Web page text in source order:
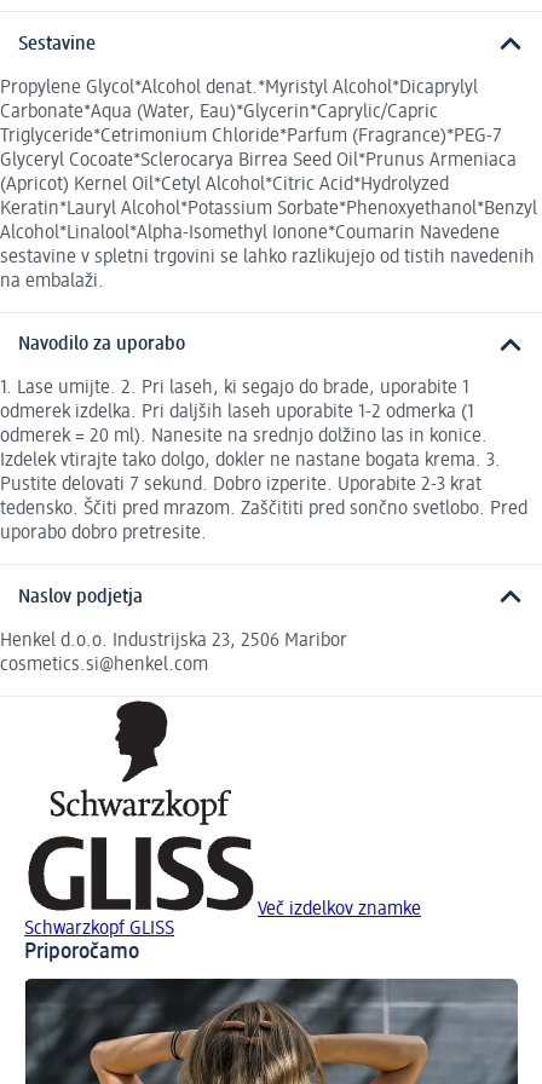
Sestavine
Propylene Glycol*Alcohol denat.*Myristyl Alcohol*Dicaprylyl
Carbonate*Aqua (Water, Eau)*Glycerin*Caprylic/Capric
Triglyceride*Cetrimonium Chloride*Parfum (Fragrance)*PEG-7
Glyceryl Cocoate*Sclerocarya Birrea Seed Oil*Prunus Armeniaca
(Apricot) Kernel Oil*Cetyl Alcohol*Citric Acid*Hydrolyzed
Keratin*Lauryl Alcohol*Potassium Sorbate*Phenoxyethanol*Benzyl
Alcohol*Linalool*Alpha-Isomethyl Ionone*Coumarin Navedene
sestavine v spletni trgovini se lahko razlikujejo od tistih navedenih
na embalaži.
Navodilo za uporabo
1. Lase umijte. 2. Pri laseh, ki segajo do brade, uporabite 1
odmerek izdelka. Pri daljših laseh uporabite 1-2 odmerka (1
odmerek = 20 ml). Nanesite na srednjo dolžino las in konice.
Izdelek vtirajte tako dolgo, dokler ne nastane bogata krema. 3.
Pustite delovati 7 sekund. Dobro izperite. Uporabite 2-3 krat
tedensko. Ščiti pred mrazom. Zaščititi pred sončno svetlobo. Pred
uporabo dobro pretresite.
Naslov podjetja
Henkel d.o.o. Industrijska 23, 2506 Maribor
cosmetics.si@henkel.com
Več izdelkov znamke
Schwarzkopf GLISS
Priporočamo